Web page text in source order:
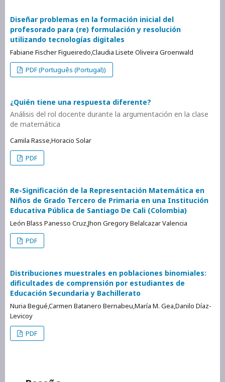
Diseñar problemas en la formación inicial del
profesorado para (re) formulación y resolución
utilizando tecnologías digitales
Fabiane Fischer Figueiredo,Claudia Lisete Oliveira Groenwald
PDF (Português (Portugal))
¿Quién tiene una respuesta diferente?
Análisis del rol docente durante la argumentación en la clase
de matemática
Camila Rasse,Horacio Solar
PDF
Re-Significación de la Representación Matemática en
Niños de Grado Tercero de Primaria en una Institución
Educativa Pública de Santiago De Cali (Colombia)
León Blass Panesso Cruz,Jhon Gregory Belalcazar Valencia
PDF
Distribuciones muestrales en poblaciones binomiales:
dificultades de comprensión por estudiantes de
Educación Secundaria y Bachillerato
Nuria Begué,Carmen Batanero Bernabeu,María M. Gea,Danilo Díaz-
Levicoy
PDF